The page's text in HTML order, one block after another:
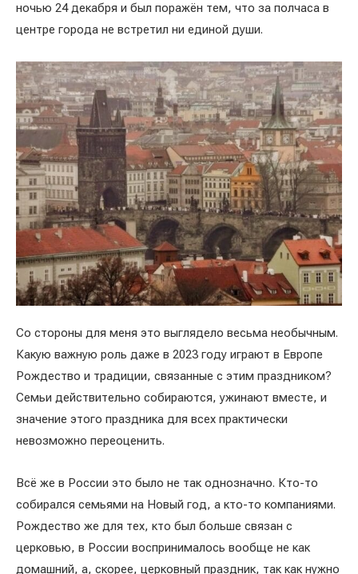
ночью 24 декабря и был поражён тем, что за полчаса в
центре города не встретил ни единой души.
Со стороны для меня это выглядело весьма необычным.
Какую важную роль даже в 2023 году играют в Европе
Рождество и традиции, связанные с этим праздником?
Семьи действительно собираются, ужинают вместе, и
значение этого праздника для всех практически
невозможно переоценить.
Всё же в России это было не так однозначно. Кто-то
собирался семьями на Новый год, а кто-то компаниями.
Рождество же для тех, кто был больше связан с
церковью, в России воспринималось вообще не как
домашний, а, скорее, церковный праздник, так как нужно